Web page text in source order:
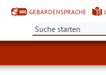
GEBÄRDENSPRACHE
Suche: